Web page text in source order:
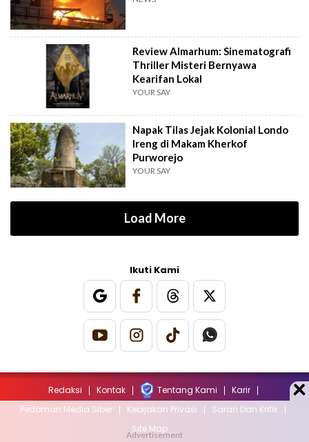
Review Almarhum: Sinematografi
Thriller Misteri Bernyawa
Kearifan Lokal
YOUR SAY
Napak Tilas Jejak Kolonial Londo
Ireng di Makam Kherkof
Purworejo
YOUR SAY
Load More
Ikuti Kami
Redaksi Kontak Tentang Kami
Karir
Pedoman Media Siber
Kebijakan Privasi
Saran Dan Kritik
Site Map